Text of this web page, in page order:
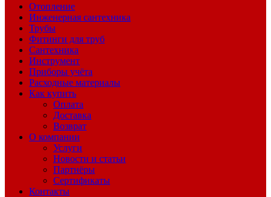
Отопление
Инженерная сантехника
Трубы
Фитинги для труб
Сантехника
Инструмент
Приборы учёта
Расходные материалы
Как купить
Оплата
Доставка
Возврат
О компании
Услуги
Новости и статьи
Партнёры
Сертификаты
Контакты